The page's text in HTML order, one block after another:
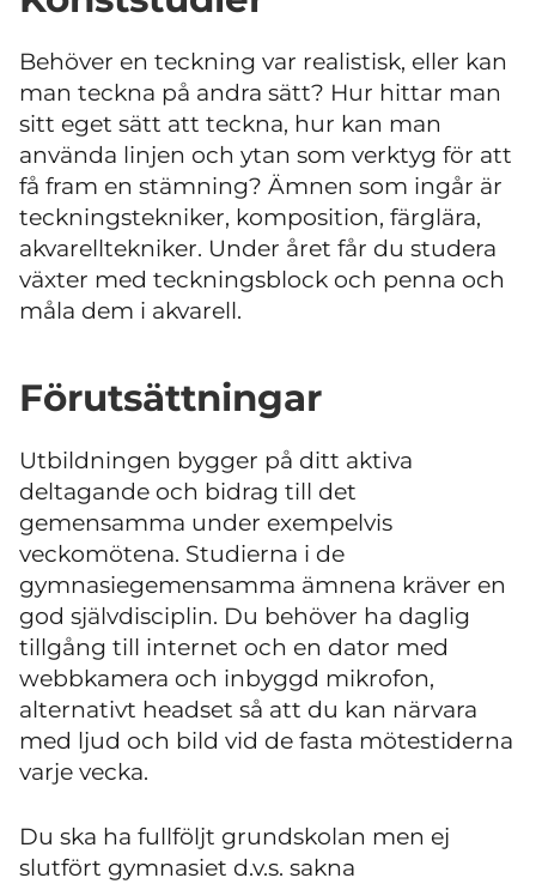
Behöver en teckning var realistisk, eller kan
man teckna på andra sätt? Hur hittar man
sitt eget sätt att teckna, hur kan man
använda linjen och ytan som verktyg för att
få fram en stämning? Ämnen som ingår är
teckningstekniker, komposition, färglära,
akvarelltekniker. Under året får du studera
växter med teckningsblock och penna och
måla dem i akvarell.
Förutsättningar
Utbildningen bygger på ditt aktiva
deltagande och bidrag till det
gemensamma under exempelvis
veckomötena. Studierna i de
gymnasiegemensamma ämnena kräver en
god självdisciplin. Du behöver ha daglig
tillgång till internet och en dator med
webbkamera och inbyggd mikrofon,
alternativt headset så att du kan närvara
med ljud och bild vid de fasta mötestiderna
varje vecka.
Du ska ha fullföljt grundskolan men ej
slutfört gymnasiet d.v.s. sakna